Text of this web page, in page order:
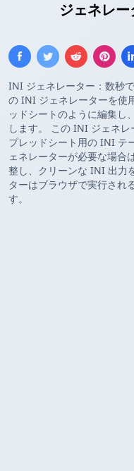
ジェネレー
INI ジェネレーター：数秒
の INI ジェネレーターを使
ッドシートのように編集し
します。 この INI ジェネ
プレッドシート用の INI テ
ェネレーターが必要な場合
整し、クリーンな INI 出力
ターはブラウザで実行され
す。